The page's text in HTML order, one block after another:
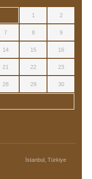
1 2
7 8 9
14 15 16
21 22 23
28 29 30
İstanbul, Türkiye